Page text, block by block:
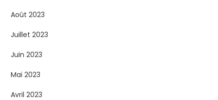
Août 2023
Juillet 2023
Juin 2023
Mai 2023
Avril 2023